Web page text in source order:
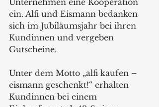
ein. Alfi und Eismann bedanken
sich im Jubiläumsjahr bei ihren
Kundinnen und vergeben
Gutscheine.
Unter dem Motto „alfi kaufen –
eismann geschenkt!“ erhalten
Kundinnen bei einem